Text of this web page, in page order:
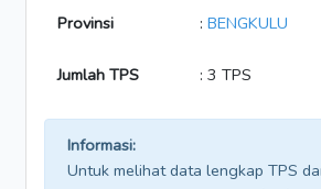
Provinsi : BENGKULU
Jumlah TPS : 3 TPS
Informasi:
Untuk melihat data lengkap TPS